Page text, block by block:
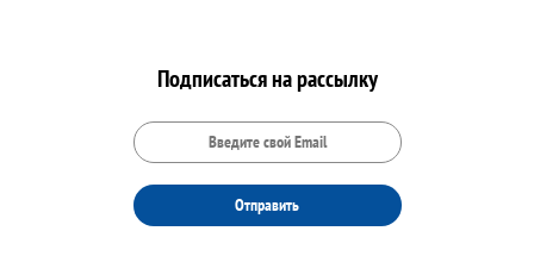
Подписаться на рассылку
Отправить